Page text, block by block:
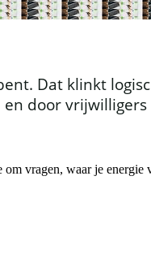
Dat klinkt
door
vragen, waar je energie